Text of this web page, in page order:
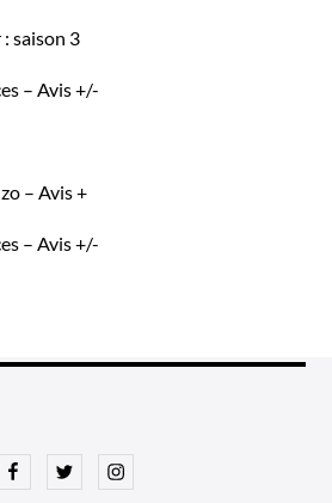
saison 3
– Avis +/-
– Avis +
– Avis +/-
FacebookTwitterInstagram